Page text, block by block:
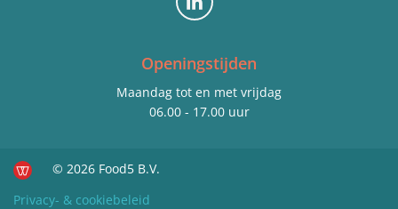
Openingstijden
Maandag tot en met vrijdag
06.00 - 17.00 uur
© 2026 Food5 B.V.
Privacy- & cookiebeleid